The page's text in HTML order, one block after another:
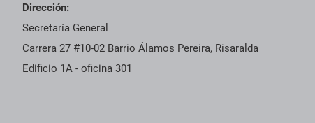
Dirección:
Secretaría General
Carrera 27 #10-02 Barrio Álamos Pereira, Risaralda
Edificio 1A - oficina 301